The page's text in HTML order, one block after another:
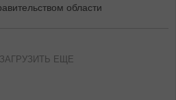
области
ЗАГРУЗИТЬ ЕЩЕ